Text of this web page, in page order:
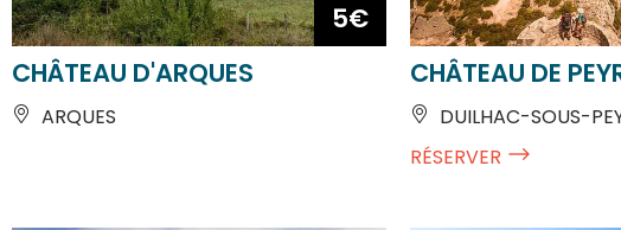
CHÂTEAU D'ARQUES
ARQUES
CHÂTEAU DE
DUILHAC-SOUS-
RÉSERVER